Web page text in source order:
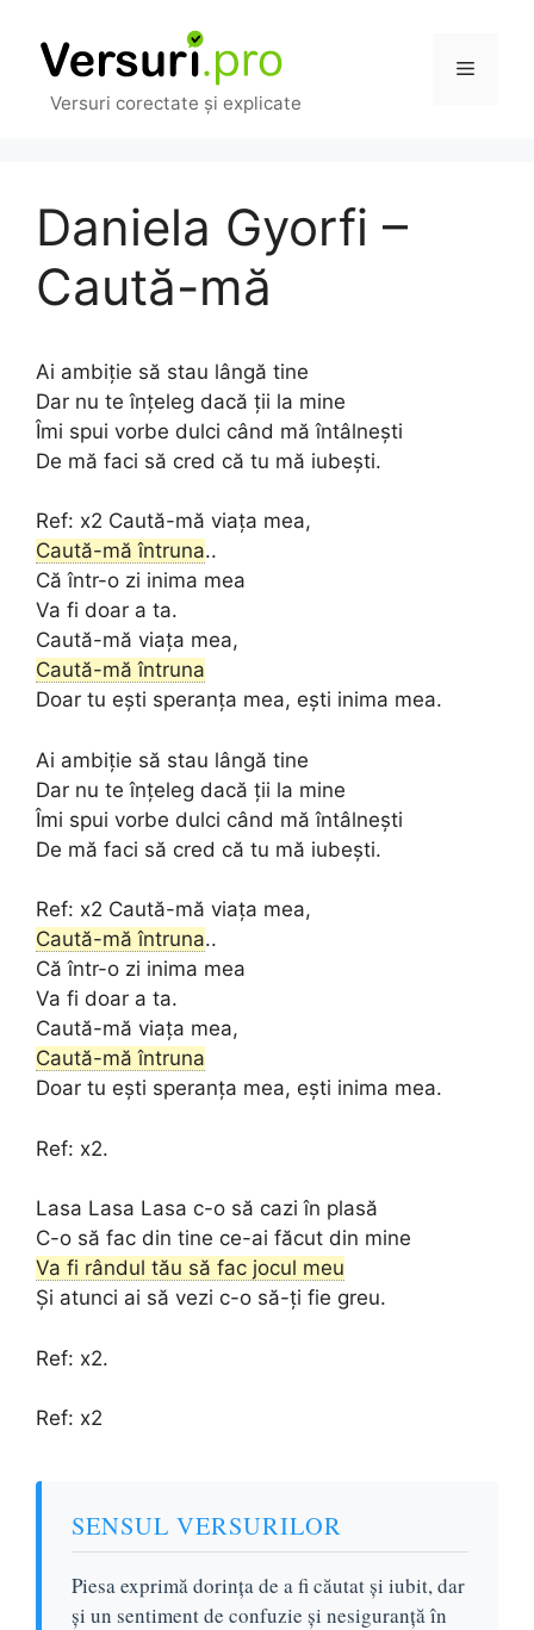
conținut
Versuri corectate și explicate
Meniu
Daniela Gyorfi –
Caută-mă
Ai ambiție să stau lângă tine
Dar nu te înțeleg dacă ții la mine
Îmi spui vorbe dulci când mă întâlnești
De mă faci să cred că tu mă iubești.
Ref: x2 Caută-mă viața mea,
Caută-mă întruna..
Că într-o zi inima mea
Va fi doar a ta.
Caută-mă viața mea,
Caută-mă întruna
Doar tu ești speranța mea, ești inima mea.
Ai ambiție să stau lângă tine
Dar nu te înțeleg dacă ții la mine
Îmi spui vorbe dulci când mă întâlnești
De mă faci să cred că tu mă iubești.
Ref: x2 Caută-mă viața mea,
Caută-mă întruna..
Că într-o zi inima mea
Va fi doar a ta.
Caută-mă viața mea,
Caută-mă întruna
Doar tu ești speranța mea, ești inima mea.
Ref: x2.
Lasa Lasa Lasa c-o să cazi în plasă
C-o să fac din tine ce-ai făcut din mine
Va fi rândul tău să fac jocul meu
Și atunci ai să vezi c-o să-ți fie greu.
Ref: x2.
Ref: x2
SENSUL VERSURILOR
Piesa exprimă dorința de a fi căutat și iubit, dar
și un sentiment de confuzie și nesiguranță în